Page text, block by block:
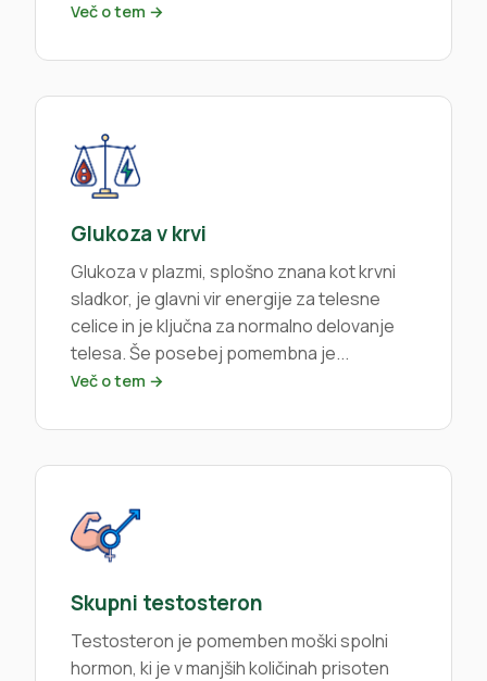
Več o tem →
Glukoza v krvi
Glukoza v plazmi, splošno znana kot krvni
sladkor, je glavni vir energije za telesne
celice in je ključna za normalno delovanje
telesa. Še posebej pomembna je...
Več o tem →
Skupni testosteron
Testosteron je pomemben moški spolni
hormon, ki je v manjših količinah prisoten